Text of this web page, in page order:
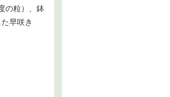
の粒）、鉢
早咲き